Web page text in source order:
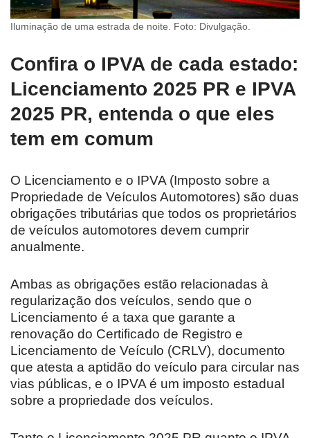
Iluminação de uma estrada de noite. Foto: Divulgação.
Confira o IPVA de cada estado:
Licenciamento 2025 PR e IPVA
2025 PR, entenda o que eles
tem em comum
O Licenciamento e o IPVA (Imposto sobre a
Propriedade de Veículos Automotores) são duas
obrigações tributárias que todos os proprietários
de veículos automotores devem cumprir
anualmente.
Ambas as obrigações estão relacionadas à
regularização dos veículos, sendo que o
Licenciamento é a taxa que garante a
renovação do Certificado de Registro e
Licenciamento de Veículo (CRLV), documento
que atesta a aptidão do veículo para circular nas
vias públicas, e o IPVA é um imposto estadual
sobre a propriedade dos veículos.